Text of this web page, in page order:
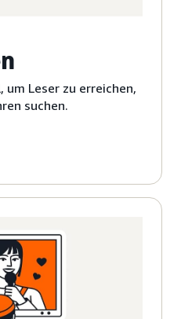
um Leser zu erreichen,
suchen.